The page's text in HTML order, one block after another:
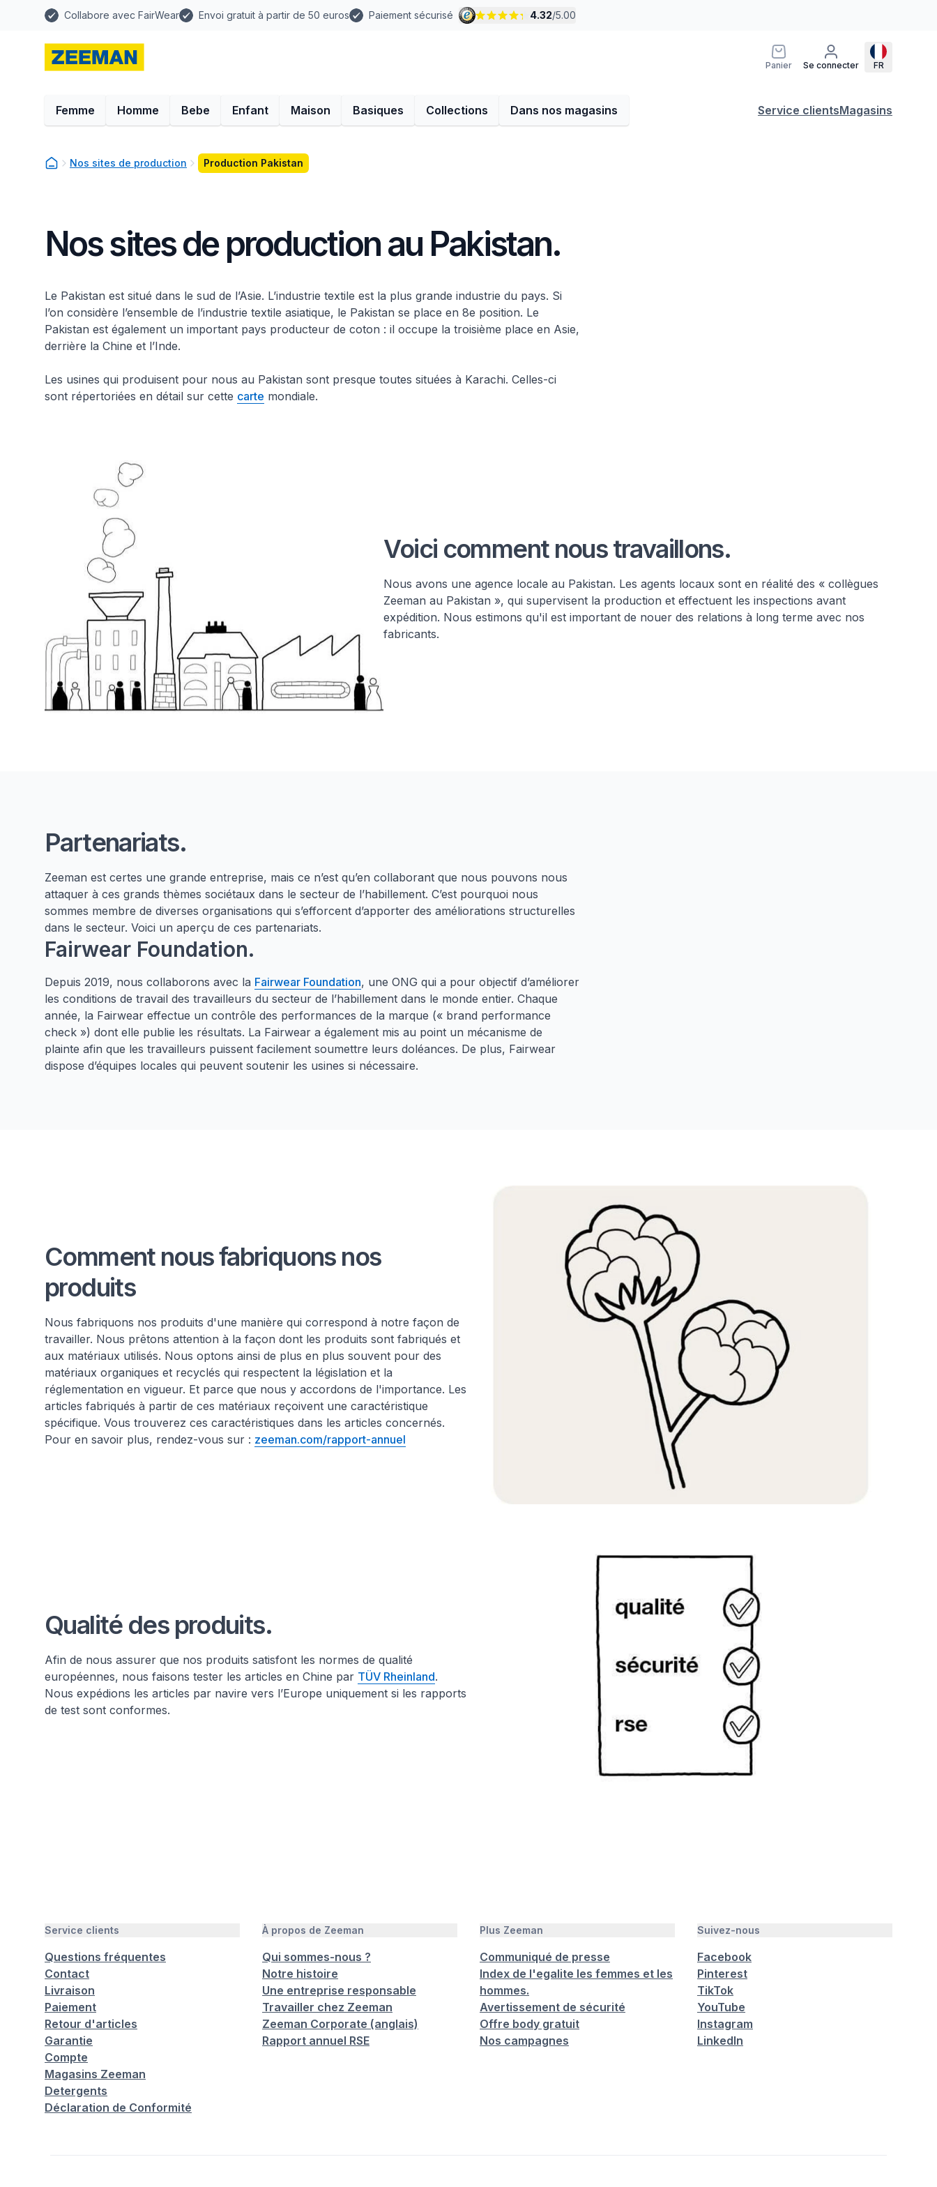
Collabore avec FairWear Envoi gratuit à partir de 50 euros Paiement sécurisé 4.32/5.00
Panier Se connecter FR
Femme Homme Bebe Enfant Maison Basiques Collections Dans nos magasins Service clientsMagasins
Nos sites de production Production Pakistan
Nos sites de production au Pakistan.
Le Pakistan est situé dans le sud de l’Asie. L’industrie textile est la plus grande industrie du pays. Si
l’on considère l’ensemble de l’industrie textile asiatique, le Pakistan se place en 8e position. Le
Pakistan est également un important pays producteur de coton : il occupe la troisième place en Asie,
derrière la Chine et l’Inde.
Les usines qui produisent pour nous au Pakistan sont presque toutes situées à Karachi. Celles-ci
sont répertoriées en détail sur cette carte mondiale.
Voici comment nous travaillons.
Nous avons une agence locale au Pakistan. Les agents locaux sont en réalité des « collègues
Zeeman au Pakistan », qui supervisent la production et effectuent les inspections avant
expédition. Nous estimons qu'il est important de nouer des relations à long terme avec nos
fabricants.
Partenariats.
Zeeman est certes une grande entreprise, mais ce n’est qu’en collaborant que nous pouvons nous
attaquer à ces grands thèmes sociétaux dans le secteur de l’habillement. C’est pourquoi nous
sommes membre de diverses organisations qui s’efforcent d’apporter des améliorations structurelles
dans le secteur. Voici un aperçu de ces partenariats.
Fairwear Foundation.
Depuis 2019, nous collaborons avec la Fairwear Foundation, une ONG qui a pour objectif d’améliorer
les conditions de travail des travailleurs du secteur de l’habillement dans le monde entier. Chaque
année, la Fairwear effectue un contrôle des performances de la marque (« brand performance
check ») dont elle publie les résultats. La Fairwear a également mis au point un mécanisme de
plainte afin que les travailleurs puissent facilement soumettre leurs doléances. De plus, Fairwear
dispose d’équipes locales qui peuvent soutenir les usines si nécessaire.
Comment nous fabriquons nos
produits
Nous fabriquons nos produits d'une manière qui correspond à notre façon de
travailler. Nous prêtons attention à la façon dont les produits sont fabriqués et
aux matériaux utilisés. Nous optons ainsi de plus en plus souvent pour des
matériaux organiques et recyclés qui respectent la législation et la
réglementation en vigueur. Et parce que nous y accordons de l'importance. Les
articles fabriqués à partir de ces matériaux reçoivent une caractéristique
spécifique. Vous trouverez ces caractéristiques dans les articles concernés.
Pour en savoir plus, rendez-vous sur : zeeman.com/rapport-annuel
Qualité des produits.
Afin de nous assurer que nos produits satisfont les normes de qualité
européennes, nous faisons tester les articles en Chine par TÜV Rheinland.
Nous expédions les articles par navire vers l’Europe uniquement si les rapports
de test sont conformes.
Service clients
Questions fréquentes
Contact
Livraison
Paiement
Retour d'articles
Garantie
Compte
Magasins Zeeman
Detergents
Déclaration de Conformité
À propos de Zeeman
Qui sommes-nous ?
Notre histoire
Une entreprise responsable
Travailler chez Zeeman
Zeeman Corporate (anglais)
Rapport annuel RSE
Plus Zeeman
Communiqué de presse
Index de l'egalite les femmes et les
hommes.
Avertissement de sécurité
Offre body gratuit
Nos campagnes
Suivez-nous
Facebook
Pinterest
TikTok
YouTube
Instagram
LinkedIn